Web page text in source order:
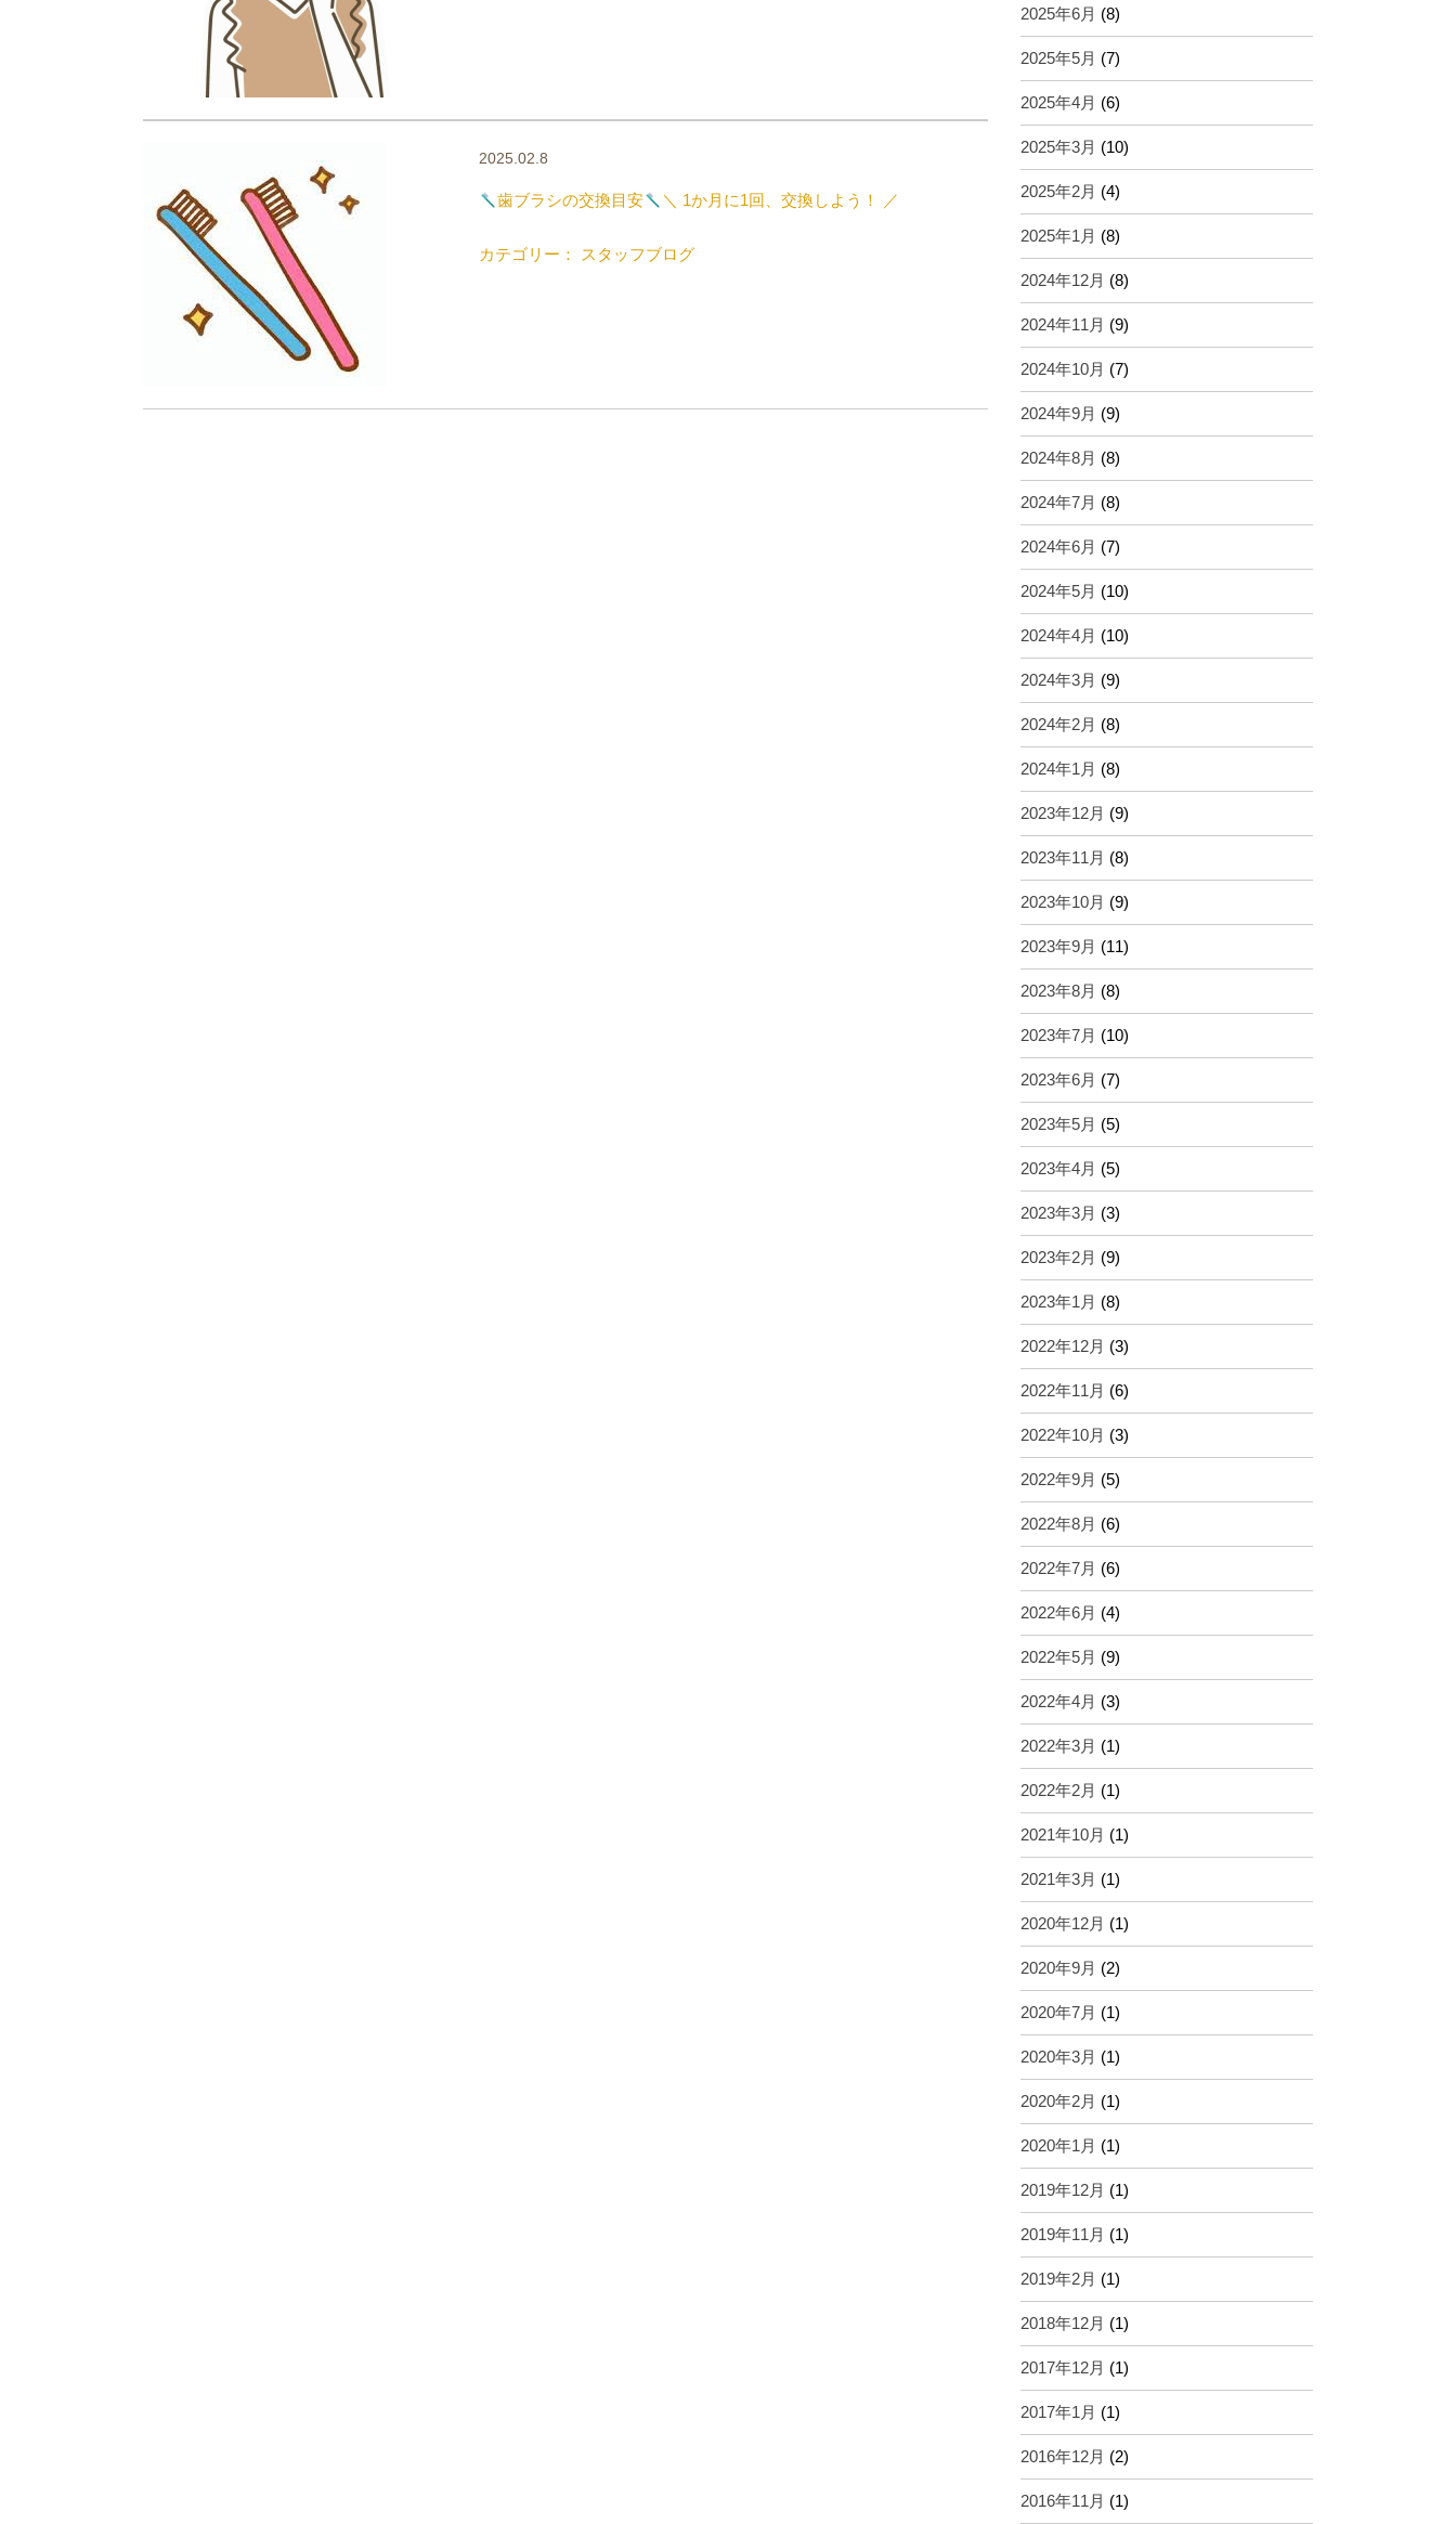
2025.02.8
歯ブラシの交換目安 ＼ 1か月に1回、交換しよう！ ／
カテゴリー： スタッフブログ
2025年6月 (8)
2025年5月 (7)
2025年4月 (6)
2025年3月 (10)
2025年2月 (4)
2025年1月 (8)
2024年12月 (8)
2024年11月 (9)
2024年10月 (7)
2024年9月 (9)
2024年8月 (8)
2024年7月 (8)
2024年6月 (7)
2024年5月 (10)
2024年4月 (10)
2024年3月 (9)
2024年2月 (8)
2024年1月 (8)
2023年12月 (9)
2023年11月 (8)
2023年10月 (9)
2023年9月 (11)
2023年8月 (8)
2023年7月 (10)
2023年6月 (7)
2023年5月 (5)
2023年4月 (5)
2023年3月 (3)
2023年2月 (9)
2023年1月 (8)
2022年12月 (3)
2022年11月 (6)
2022年10月 (3)
2022年9月 (5)
2022年8月 (6)
2022年7月 (6)
2022年6月 (4)
2022年5月 (9)
2022年4月 (3)
2022年3月 (1)
2022年2月 (1)
2021年10月 (1)
2021年3月 (1)
2020年12月 (1)
2020年9月 (2)
2020年7月 (1)
2020年3月 (1)
2020年2月 (1)
2020年1月 (1)
2019年12月 (1)
2019年11月 (1)
2019年2月 (1)
2018年12月 (1)
2017年12月 (1)
2017年1月 (1)
2016年12月 (2)
2016年11月 (1)